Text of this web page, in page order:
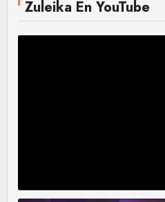
Zuleika En YouTube